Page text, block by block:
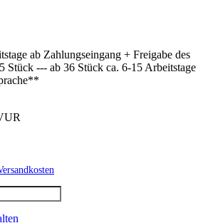
ab Zahlungseingang + Freigabe des
Stück --- ab 36 Stück ca. 6-15 Arbeitstage